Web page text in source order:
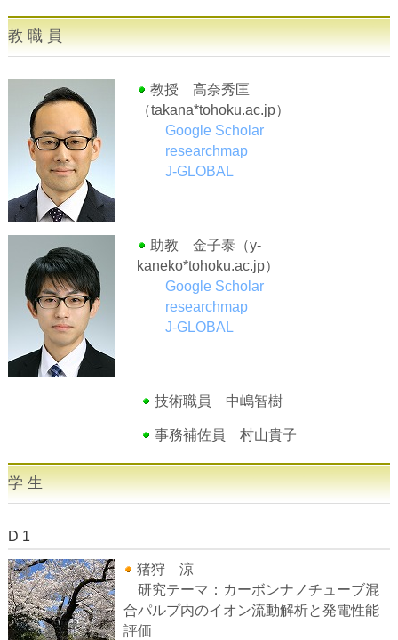
教 職 員
教授 高奈秀匡
（takana*tohoku.ac.jp）
Google Scholar
researchmap
J-GLOBAL
助教 金子泰（y-
kaneko*tohoku.ac.jp）
Google Scholar
researchmap
J-GLOBAL
技術職員 中嶋智樹
事務補佐員 村山貴子
学 生
D 1
猪狩 涼
研究テーマ：カーボンナノチューブ混
合パルプ内のイオン流動解析と発電性能
評価